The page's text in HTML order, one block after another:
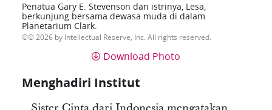
Penatua Gary E. Stevenson dan istrinya, Lesa,
berkunjung bersama dewasa muda di dalam
Planetarium Clark.
© 2026 by Intellectual Reserve, Inc. All rights reserved.
Download Photo
Menghadiri Institut